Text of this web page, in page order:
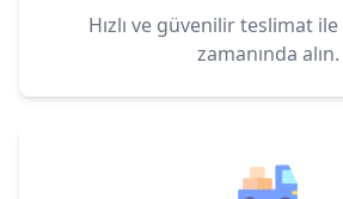
Hızlı ve güvenilir teslimat
zamanında alın.